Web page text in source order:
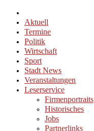
Aktuell
Termine
Politik
Wirtschaft
Sport
Stadt News
Veranstaltungen
Leserservice
Firmenportraits
Historisches
Jobs
Partnerlinks